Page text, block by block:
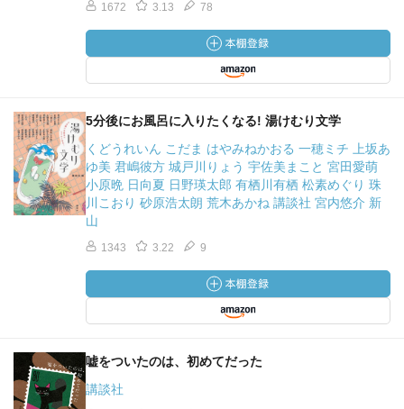
1672 3.13 78
5分後にお風呂に入りたくなる! 湯けむり文学
くどうれいん こだま はやみねかおる 一穂ミチ 上坂あ
ゆ美 君嶋彼方 城戸川りょう 宇佐美まこと 宮田愛萌
小原晩 日向夏 日野瑛太郎 有栖川有栖 松素めぐり 珠
川こおり 砂原浩太朗 荒木あかね 講談社 宮内悠介 新
山
1343 3.22 9
嘘をついたのは、初めてだった
講談社